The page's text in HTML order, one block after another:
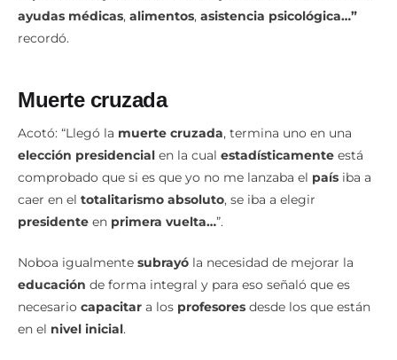
ayudas médicas, alimentos, asistencia psicológica…”
recordó.
Muerte cruzada
Acotó: “Llegó la muerte cruzada, termina uno en una
elección presidencial en la cual estadísticamente está
comprobado que si es que yo no me lanzaba el país iba a
caer en el totalitarismo absoluto, se iba a elegir
presidente en primera vuelta…”.
Noboa igualmente subrayó la necesidad de mejorar la
educación de forma integral y para eso señaló que es
necesario capacitar a los profesores desde los que están
en el nivel inicial.